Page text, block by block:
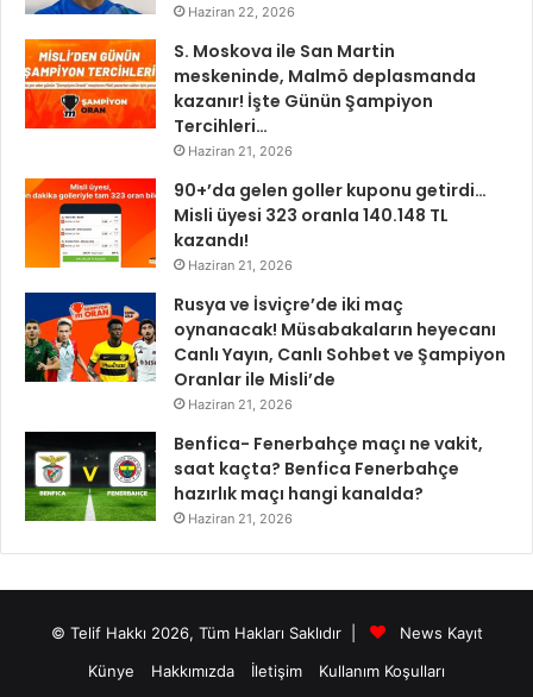
Haziran 22, 2026
S. Moskova ile San Martin
meskeninde, Malmö deplasmanda
kazanır! İşte Günün Şampiyon
Tercihleri…
Haziran 21, 2026
90+’da gelen goller kuponu getirdi…
Misli üyesi 323 oranla 140.148 TL
kazandı!
Haziran 21, 2026
Rusya ve İsviçre’de iki maç
oynanacak! Müsabakaların heyecanı
Canlı Yayın, Canlı Sohbet ve Şampiyon
Oranlar ile Misli’de
Haziran 21, 2026
Benfica- Fenerbahçe maçı ne vakit,
saat kaçta? Benfica Fenerbahçe
hazırlık maçı hangi kanalda?
Haziran 21, 2026
© Telif Hakkı 2026, Tüm Hakları Saklıdır |
News Kayıt
Künye
Hakkımızda İletişim Kullanım Koşulları